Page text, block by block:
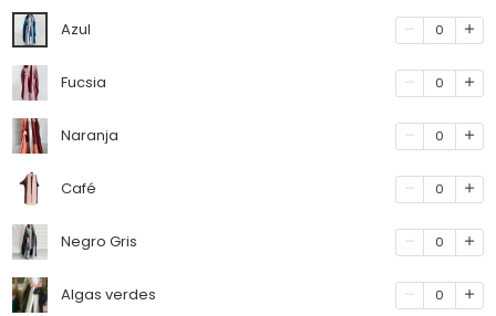
Azul
0
Fucsia 0
Naranja 0
Café 0
Negro Gris 0
Algas verdes 0